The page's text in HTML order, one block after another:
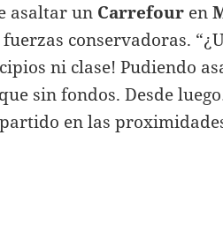
asaltar un Carrefour en
conservadoras.
ni clase! Pudiendo
sin fondos. Desde
en las